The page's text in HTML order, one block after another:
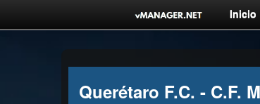
Inicio
Querétaro F.C. - C.F.